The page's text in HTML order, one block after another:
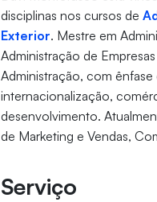
disciplinas nos cursos de
Exterior. Mestre em
Administração de
Administração, com ênfase
internacionalização,
desenvolvimento.
de Marketing e Vendas,
Serviço